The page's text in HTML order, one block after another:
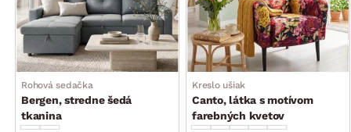
Rohová sedačka
Bergen, stredne šedá
tkanina
Kreslo ušiak
Canto, látka s motívom
farebných kvetov